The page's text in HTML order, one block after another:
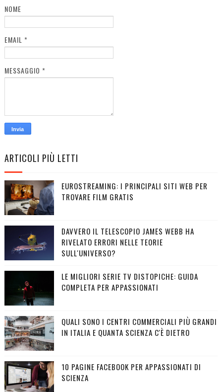
NOME
EMAIL *
MESSAGGIO *
ARTICOLI PIÙ LETTI
EUROSTREAMING: I PRINCIPALI SITI WEB PER
TROVARE FILM GRATIS
DAVVERO IL TELESCOPIO JAMES WEBB HA
RIVELATO ERRORI NELLE TEORIE
SULL'UNIVERSO?
LE MIGLIORI SERIE TV DISTOPICHE: GUIDA
COMPLETA PER APPASSIONATI
QUALI SONO I CENTRI COMMERCIALI PIÙ GRANDI
IN ITALIA E QUANTA SCIENZA C'È DIETRO
10 PAGINE FACEBOOK PER APPASSIONATI DI
SCIENZA